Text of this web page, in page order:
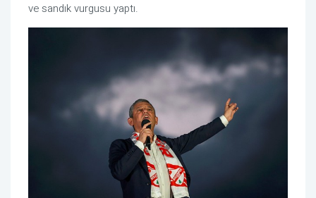
ve sandık vurgusu yaptı.